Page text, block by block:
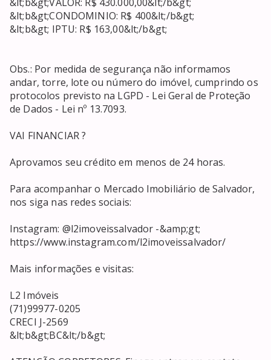
&lt;b&gt;CONDOMINIO: R$ 400&lt;/b&gt;
&lt;b&gt; IPTU: R$ 163,00&lt;/b&gt;
Obs.: Por medida de segurança não informamos
andar, torre, lote ou número do imóvel, cumprindo os
protocolos previsto na LGPD - Lei Geral de Proteção
de Dados - Lei nº 13.7093.
VAI FINANCIAR ?
Aprovamos seu crédito em menos de 24 horas.
Para acompanhar o Mercado Imobiliário de Salvador,
nos siga nas redes sociais:
Instagram: @l2imoveissalvador -&amp;gt;
https://www.instagram.com/l2imoveissalvador/
Mais informações e visitas:
L2 Imóveis
(71)99977-0205
CRECI J-2569
&lt;b&gt;BC&lt;/b&gt;